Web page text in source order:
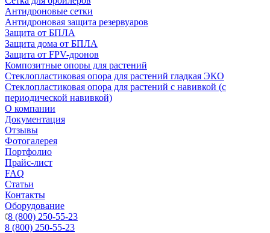
Антидроновые сетки
Антидроновая защита резервуаров
Защита от БПЛА
Защита дома от БПЛА
Защита от FPV-дронов
Композитные опоры для растений
Стеклопластиковая опора для растений гладкая ЭКО
Стеклопластиковая опора для растений с навивкой (с
периодической навивкой)
О компании
Документация
Отзывы
Фотогалерея
Портфолио
Прайс-лист
FAQ
Статьи
Контакты
Оборудование
8 (800) 250-55-23
8 (800) 250-55-23